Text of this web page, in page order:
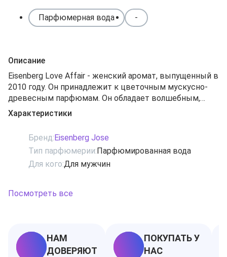
Парфюмерная вода -
Описание
Eisenberg Love Affair - женский аромат, выпущенный в
2010 году. Он принадлежит к цветочным мускусно-
древесным парфюмам. Он обладает волшебным,
завораживающим и притягательным запахом, как
сама любовь. " Любовное приключение" - он
страсти, которая имеет свойство то вспыхивать,
поглощая все вокруг, то тлеть тихим угольком, так и
приглашая расслабиться и почувствовать
сандалового дерева, гелиотропа, белого мускуса и
розовая смородина, сандаловое дерево, табак, черная
смородина
Характеристики
Бренд:Eisenberg Jose
Тип парфюмерии:Парфюмированная вода
Для кого:Для мужчин
Посмотреть все
НАМ
ДОВЕРЯЮТ
ПОКУПАТЬ У
НАС